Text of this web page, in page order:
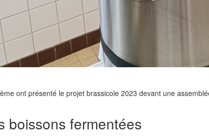
ont présenté le projet brassicole 2023 devant une
boissons fermentées